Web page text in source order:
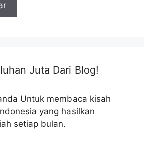
Juta Dari Blog!
Untuk membaca kisah
yang hasilkan
setiap bulan.